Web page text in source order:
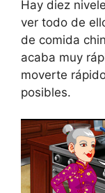
Hay diez
ver todo de
de comida
acaba muy
moverte
posibles.